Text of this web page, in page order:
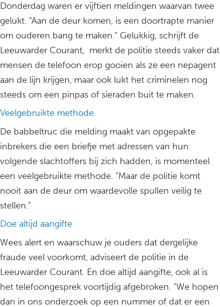
Donderdag waren er vijftien meldingen waarvan twee
gelukt. “Aan de deur komen, is een doortrapte manier
om ouderen bang te maken.” Gelukkig, schrijft de
Leeuwarder Courant, merkt de politie steeds vaker dat
mensen de telefoon erop gooien als ze een nepagent
aan de lijn krijgen, maar ook lukt het criminelen nog
steeds om een pinpas of sieraden buit te maken.
Veelgebruikte methode
De babbeltruc die melding maakt van opgepakte
inbrekers die een briefje met adressen van hun
volgende slachtoffers bij zich hadden, is momenteel
een veelgebruikte methode. “Maar de politie komt
nooit aan de deur om waardevolle spullen veilig te
stellen.”
Doe altijd aangifte
Wees alert en waarschuw je ouders dat dergelijke
fraude veel voorkomt, adviseert de politie in de
Leeuwarder Courant. En doe altijd aangifte, ook al is
het telefoongesprek voortijdig afgebroken. “We hopen
dan in ons onderzoek op een nummer of dat er een